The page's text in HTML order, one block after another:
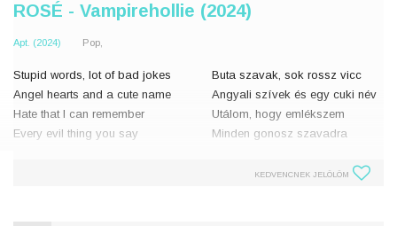
ROSÉ - Vampirehollie (2024)
Apt. (2024) Pop,
Stupid words, lot of bad jokes
Angel hearts and a cute name
Hate that I can remember
Every evil thing you say
Buta szavak, sok rossz vicc
Angyali szívek és egy cuki név
Utálom, hogy emlékszem
Minden gonosz szavadra
Kihasználod a gyengeségemet
KEDVENCNEK JELÖLÖM